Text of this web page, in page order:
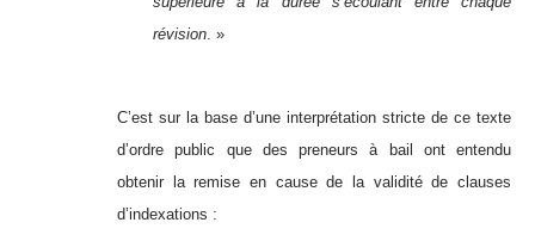
révision. »
C’est sur la base d’une interprétation stricte de ce texte
d’ordre public que des preneurs à bail ont entendu
obtenir la remise en cause de la validité de clauses
d’indexations :